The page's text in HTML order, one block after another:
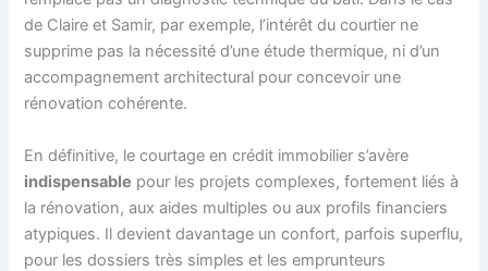
de Claire et Samir, par exemple, l’intérêt du courtier ne
supprime pas la nécessité d’une étude thermique, ni d’un
accompagnement architectural pour concevoir une
rénovation cohérente.
En définitive, le courtage en crédit immobilier s’avère
indispensable pour les projets complexes, fortement liés à
la rénovation, aux aides multiples ou aux profils financiers
atypiques. Il devient davantage un confort, parfois superflu,
pour les dossiers très simples et les emprunteurs